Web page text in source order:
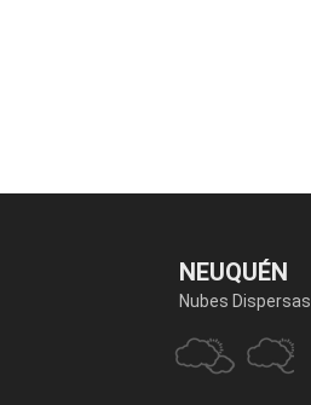
NEUQUÉN
Nubes Dispersas